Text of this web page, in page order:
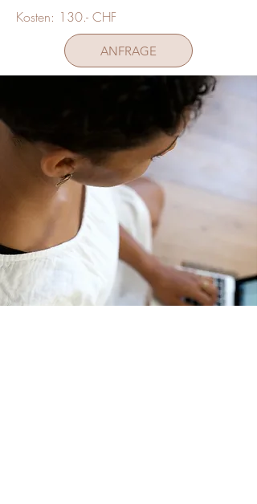
Kosten: 130.- CHF
ANFRAGE